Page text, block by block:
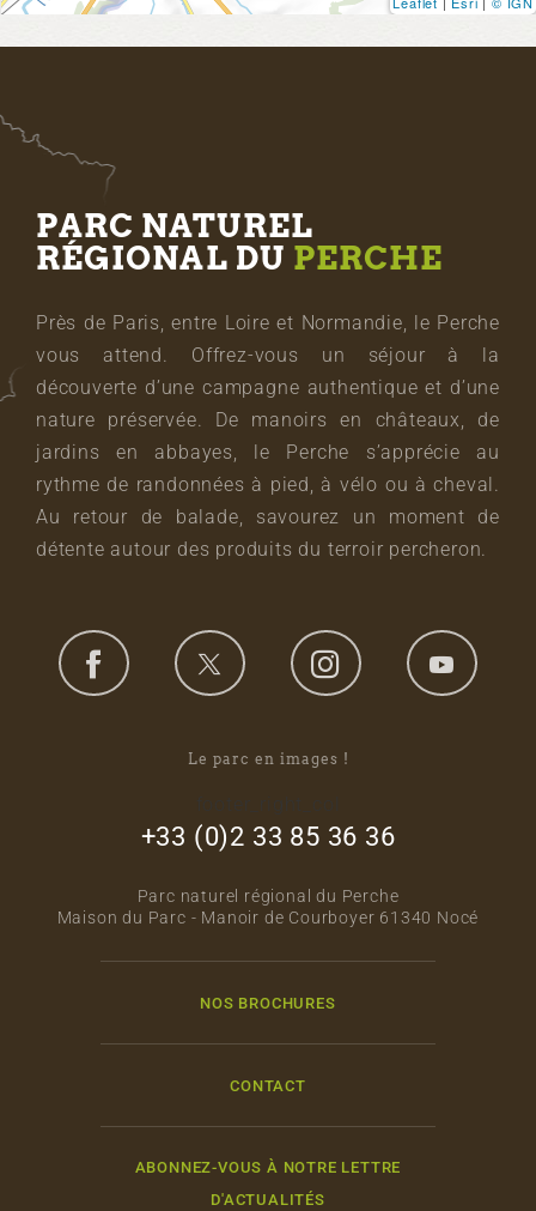
PARC NATUREL
RÉGIONAL DU PERCHE
Près de Paris, entre Loire et Normandie, le Perche
vous attend. Offrez-vous un séjour à la
découverte d’une campagne authentique et d’une
nature préservée. De manoirs en châteaux, de
jardins en abbayes, le Perche s’apprécie au
rythme de randonnées à pied, à vélo ou à cheval.
Au retour de balade, savourez un moment de
détente autour des produits du terroir percheron.
Le parc en images !
+33 (0)2 33 85 36 36
Parc naturel régional du Perche
Maison du Parc - Manoir de Courboyer 61340 Nocé
NOS BROCHURES
CONTACT
ABONNEZ-VOUS À NOTRE LETTRE
D'ACTUALITÉS